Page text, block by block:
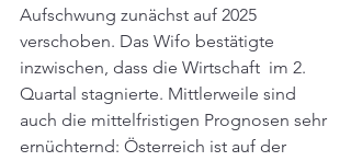
Aufschwung zunächst auf 2025
verschoben. Das Wifo bestätigte
inzwischen, dass die Wirtschaft  im 2.
Quartal stagnierte. Mittlerweile sind
auch die mittelfristigen Prognosen sehr
ernüchternd: Österreich ist auf der